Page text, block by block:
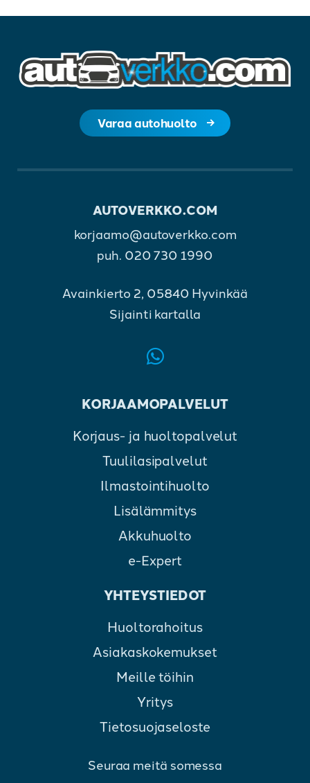
Varaa autohuolto
AUTOVERKKO.COM
korjaamo@autoverkko.com
puh. 020 730 1990
Avainkierto 2, 05840 Hyvinkää
Sijainti kartalla
KORJAAMOPALVELUT
Korjaus- ja huoltopalvelut
Tuulilasipalvelut
Ilmastointihuolto
Lisälämmitys
Akkuhuolto
e-Expert
YHTEYSTIEDOT
Huoltorahoitus
Asiakaskokemukset
Meille töihin
Yritys
Tietosuojaseloste
Seuraa meitä somessa